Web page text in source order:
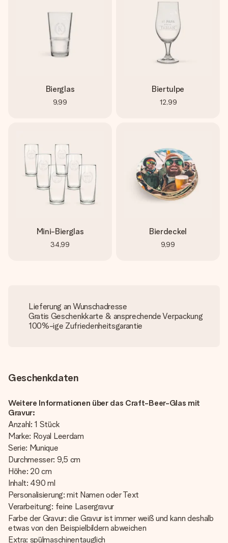
Bierglas
9,99
Biertulpe
12,99
Mini-Bierglas
34,99
Bierdeckel
9,99
Lieferung an Wunschadresse
Gratis Geschenkkarte & ansprechende Verpackung
100%-ige Zufriedenheitsgarantie
Geschenkdaten
Weitere Informationen über das Craft-Beer-Glas mit
Gravur:
Anzahl: 1 Stück
Marke: Royal Leerdam
Serie: Munique
Durchmesser: 9,5 cm
Höhe: 20 cm
Inhalt: 490 ml
Personalisierung: mit Namen oder Text
Verarbeitung: feine Lasergravur
Farbe der Gravur: die Gravur ist immer weiß und kann deshalb
etwas von den Beispielbildern abweichen
Extra: spülmaschinentauglich